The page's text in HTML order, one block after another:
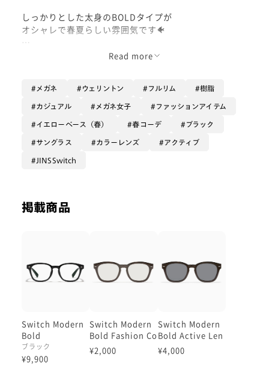
しっかりとした太身のBOLDタイプが
オシャレで春夏らしい雰囲気です🐠
Tシャツに合います！！
今期発売した中では
1番トレンドを取り入れた
サングラスらしい型を
ぜひ楽しんでください🌞
かけたい場面だけ、サングラスに変身🫧
プレートが好きな色6色（オンライン限定＋3色は偏光
とドライブタイプ）から
メガネ本体は
【品番】MRF-23S-164
ブラウンデミとブラックの2種類
Read more
メガネ ウェリントン フルリム 樹脂
カジュアル メガネ女子 ファッションアイテム
イエローベース（春） 春コーデ ブラック
サングラス カラーレンズ アクティブ
JINSSwitch
掲載商品
Switch Modern
Bold
ブラック
¥9,900
Switch Modern
Bold Fashion Co
lor Plate
¥2,000
Switch Modern
Bold Active Len
s Plate
¥4,000